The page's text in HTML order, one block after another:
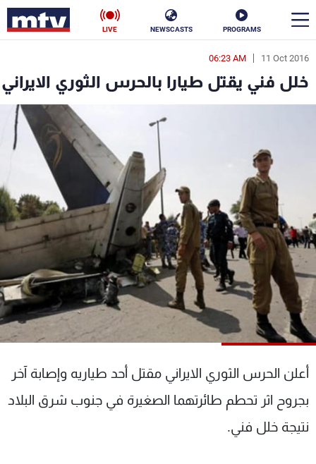
PROGRAMS
NEWSCASTS
LIVE
11 Oct 2016
06:23 AM
خلل فني يقتل طيارا بالحرس الثوري الايراني
أعلن الحرس الثوري الايراني مقتل أحد طياريه وإصابة آخر
بجروح اثر تحطم طائرتهما الصغيرة في جنوب شرق البلاد
نتيجة خلل فني.
en
الأخبار
ناس
إقتصاد فن
منوعات رياضة
كأس العالم
البرامج
جدول البرامج
شاهد البرامج
عن MTV
الإنـتـاج
لاعلاناتكم
وظائف
تواصل معنا